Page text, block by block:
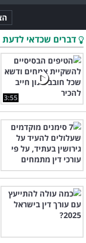
דברים שכדאי לדעת
3:55